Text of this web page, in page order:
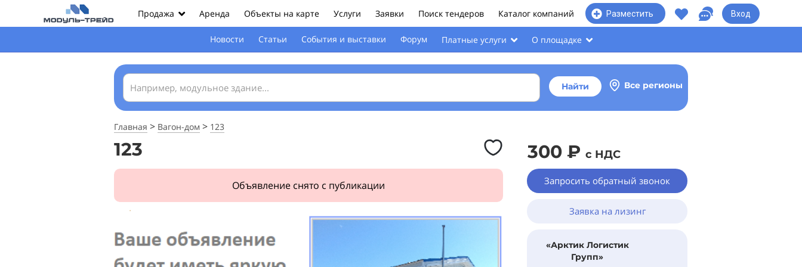
Продажа Аренда Объекты на карте Услуги Заявки Поиск тендеров Каталог компаний Разместить Вход
Новости Статьи События и выставки Форум Платные услуги О площадке
Найти Все регионы
Главная > Вагон-дом > 123
123
Объявление снято с публикации
300 ₽ с НДС
Запросить обратный звонок
Заявка на лизинг
«Арктик Логистик
Групп»